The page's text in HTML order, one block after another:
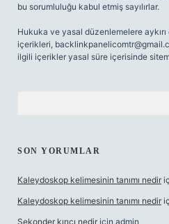
bu sorumluluğu kabul etmiş sayılırlar.
Hukuka ve yasal düzenlemelere
içerikleri,
ilgili içerikler yasal süre içerisinde
SON YORUMLAR
Kaleydoskop kelimesinin tanımı nedir
Kaleydoskop kelimesinin tanımı nedir
Sekonder kırıcı nedir için admin